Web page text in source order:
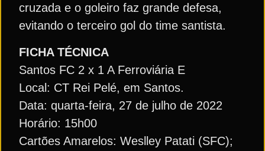
cruzada e o goleiro faz grande defesa,
evitando o terceiro gol do time santista.
FICHA TÉCNICA
Santos FC 2 x 1 A Ferroviária E
Local: CT Rei Pelé, em Santos.
Data: quarta-feira, 27 de julho de 2022
Horário: 15h00
Cartões Amarelos: Weslley Patati (SFC);